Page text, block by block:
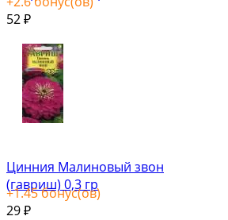
52 ₽
Цинния Малиновый звон
(гавриш) 0,3 гр
+1.45бонус(ов)
29 ₽